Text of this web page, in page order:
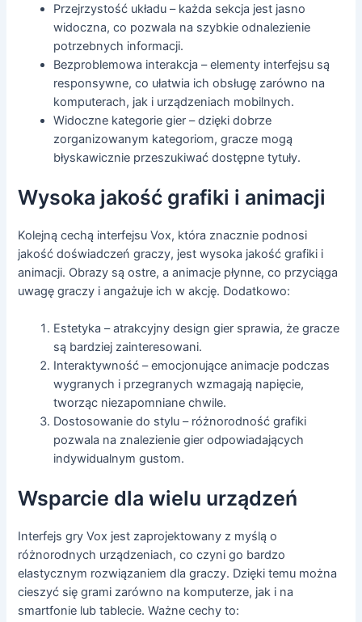
Przejrzystość układu – każda sekcja jest jasno
widoczna, co pozwala na szybkie odnalezienie
potrzebnych informacji.
Bezproblemowa interakcja – elementy interfejsu są
responsywne, co ułatwia ich obsługę zarówno na
komputerach, jak i urządzeniach mobilnych.
Widoczne kategorie gier – dzięki dobrze
zorganizowanym kategoriom, gracze mogą
błyskawicznie przeszukiwać dostępne tytuły.
Wysoka jakość grafiki i animacji
Kolejną cechą interfejsu Vox, która znacznie podnosi
jakość doświadczeń graczy, jest wysoka jakość grafiki i
animacji. Obrazy są ostre, a animacje płynne, co przyciąga
uwagę graczy i angażuje ich w akcję. Dodatkowo:
Estetyka – atrakcyjny design gier sprawia, że ​​gracze
są bardziej zainteresowani.
Interaktywność – emocjonujące animacje podczas
wygranych i przegranych wzmagają napięcie,
tworząc niezapomniane chwile.
Dostosowanie do stylu – różnorodność grafiki
pozwala na znalezienie gier odpowiadających
indywidualnym gustom.
Wsparcie dla wielu urządzeń
Interfejs gry Vox jest zaprojektowany z myślą o
różnorodnych urządzeniach, co czyni go bardzo
elastycznym rozwiązaniem dla graczy. Dzięki temu można
cieszyć się grami zarówno na komputerze, jak i na
smartfonie lub tablecie. Ważne cechy to: